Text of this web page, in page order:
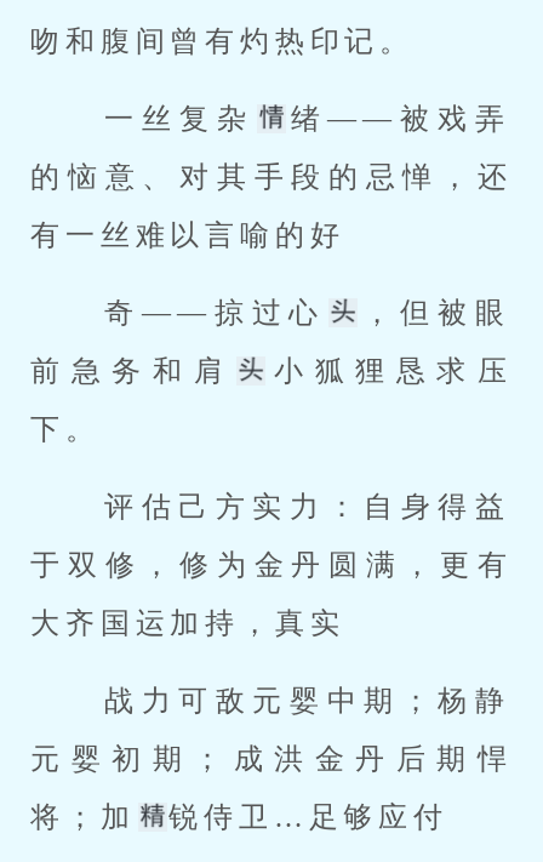
吻和腹间曾有灼热印记。
一丝复杂
绪——被戏弄
的恼意、对其手段的忌惮，还
有一丝难以言喻的好
奇——掠过心
，但被眼
前急务和肩
小狐狸恳求压
下。
于双修，修为金丹圆满，更有
大齐国运加持，真实
元婴初期；成洪金丹后期悍
将；加
锐侍卫…足够应付